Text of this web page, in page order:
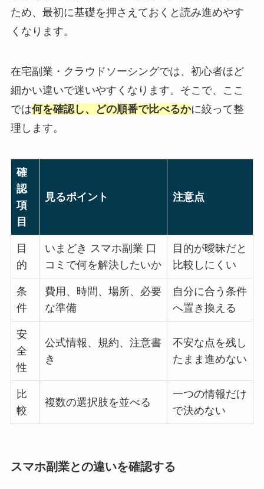
ため、最初に基礎を押さえておくと読み進めやす
くなります。
在宅副業・クラウドソーシングでは、初心者ほど
細かい違いで迷いやすくなります。そこで、ここ
では何を確認し、どの順番で比べるかに絞って整
理します。
確
認
項
目
見るポイント 注意点
目
的
いまどき スマホ副業 口
コミで何を解決したいか
目的が曖昧だと
比較しにくい
条
件
費用、時間、場所、必要
な準備
自分に合う条件
へ置き換える
安
全
性
公式情報、規約、注意書
き
不安な点を残し
たまま進めない
比
較
複数の選択肢を並べる
一つの情報だけ
で決めない
スマホ副業との違いを確認する